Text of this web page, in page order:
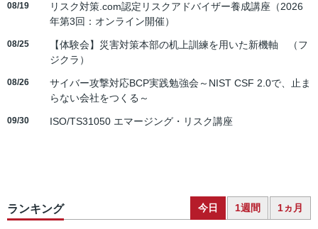
08/19
リスク対策.com認定リスクアドバイザー養成講座（2026
年第3回：オンライン開催）
08/25
【体験会】災害対策本部の机上訓練を用いた新機軸 （フ
ジクラ）
08/26
サイバー攻撃対応BCP実践勉強会～NIST CSF 2.0で、止ま
らない会社をつくる～
09/30 ISO/TS31050 エマージング・リスク講座
ランキング 今日 1週間 1ヵ月